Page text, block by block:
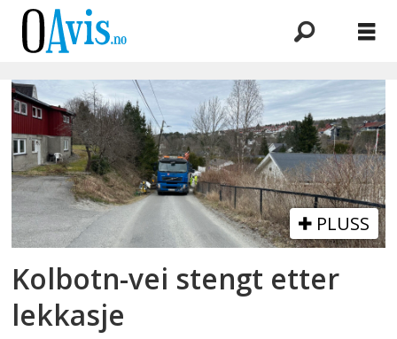
Emne:
svein
grøstad
as
PLUSS
Kolbotn-vei stengt etter
lekkasje